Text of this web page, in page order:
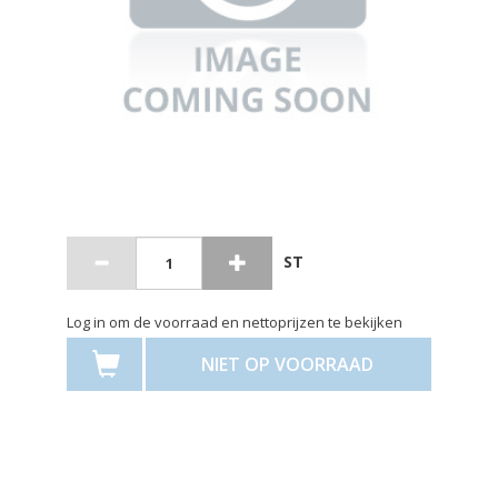
ST
Log in om de voorraad en nettoprijzen te bekijken
NIET OP VOORRAAD